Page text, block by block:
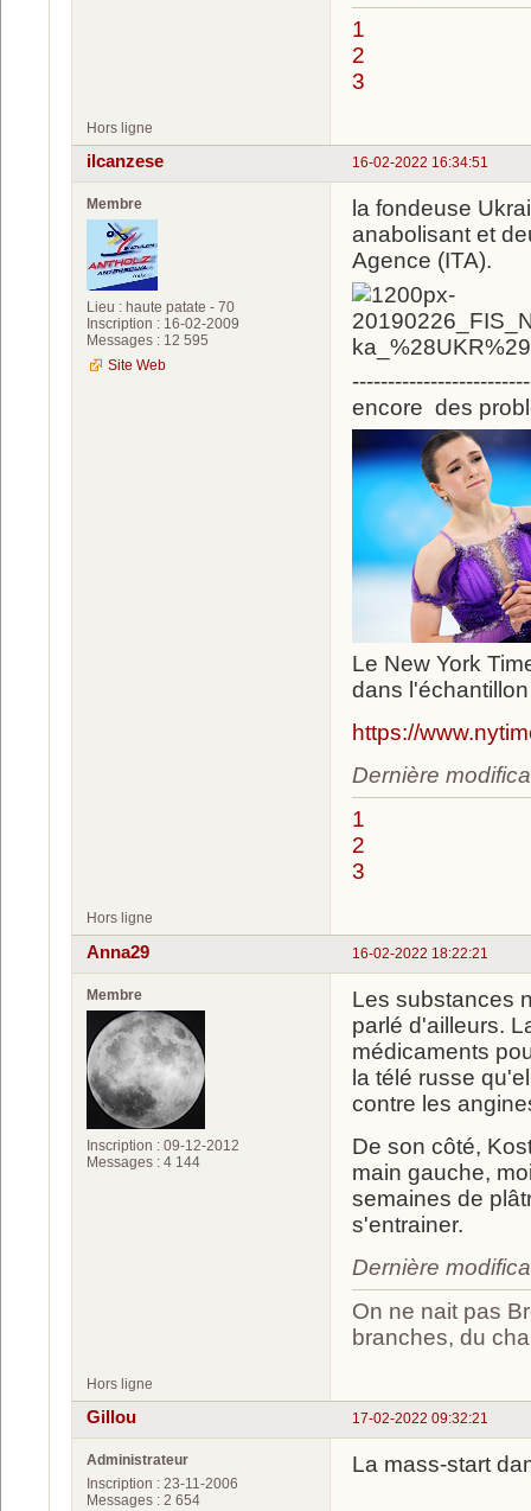
1
2
3
Hors ligne
16-02-2022 16:34:51
ilcanzese
Membre
Lieu : haute patate - 70
Inscription : 16-02-2009
Messages : 12 595
Site Web
la fondeuse
anabolisant et
Agence (ITA).
encore des
Le New York
dans
https://
Dernière
1
2
3
Hors ligne
16-02-2022 18:22:21
Anna29
Membre
Inscription : 09-12-2012
Messages : 4 144
Les substances
parlé d'ailleurs.
médicaments
la télé russe
contre les
De son côté,
main gauche,
semaines de
s'entrainer.
Dernière
On ne nait pas
branches, du
Hors ligne
17-02-2022 09:32:21
Gillou
Administrateur
Inscription : 23-11-2006
Messages : 2 654
La mass-start